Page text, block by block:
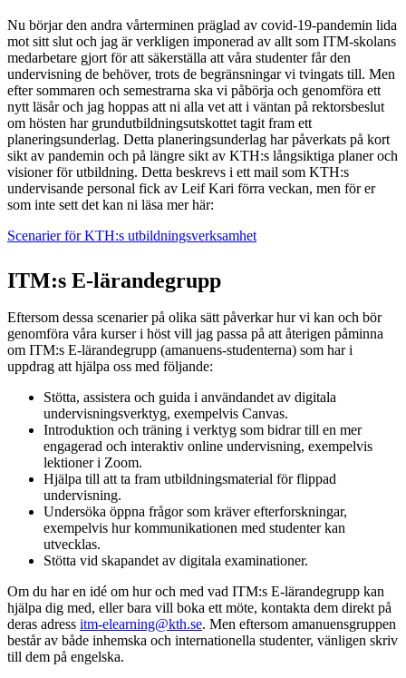
Nu börjar den andra vårterminen präglad av covid-19-pandemin lida
mot sitt slut och jag är verkligen imponerad av allt som ITM-skolans
medarbetare gjort för att säkerställa att våra studenter får den
undervisning de behöver, trots de begränsningar vi tvingats till. Men
efter sommaren och semestrarna ska vi påbörja och genomföra ett
nytt läsår och jag hoppas att ni alla vet att i väntan på rektorsbeslut
om hösten har grundutbildningsutskottet tagit fram ett
planeringsunderlag. Detta planeringsunderlag har påverkats på kort
sikt av pandemin och på längre sikt av KTH:s långsiktiga planer och
visioner för utbildning. Detta beskrevs i ett mail som KTH:s
undervisande personal fick av Leif Kari förra veckan, men för er
som inte sett det kan ni läsa mer här:
Scenarier för KTH:s utbildningsverksamhet
ITM:s E-lärandegrupp
Eftersom dessa scenarier på olika sätt påverkar hur vi kan och bör
genomföra våra kurser i höst vill jag passa på att återigen påminna
om ITM:s E-lärandegrupp (amanuens-studenterna) som har i
uppdrag att hjälpa oss med följande:
Stötta, assistera och guida i användandet av digitala
undervisningsverktyg, exempelvis Canvas.
Introduktion och träning i verktyg som bidrar till en mer
engagerad och interaktiv online undervisning, exempelvis
lektioner i Zoom.
Hjälpa till att ta fram utbildningsmaterial för flippad
undervisning.
Undersöka öppna frågor som kräver efterforskningar,
exempelvis hur kommunikationen med studenter kan
utvecklas.
Stötta vid skapandet av digitala examinationer.
Om du har en idé om hur och med vad ITM:s E-lärandegrupp kan
hjälpa dig med, eller bara vill boka ett möte, kontakta dem direkt på
deras adress itm-elearning@kth.se. Men eftersom amanuensgruppen
består av både inhemska och internationella studenter, vänligen skriv
till dem på engelska.